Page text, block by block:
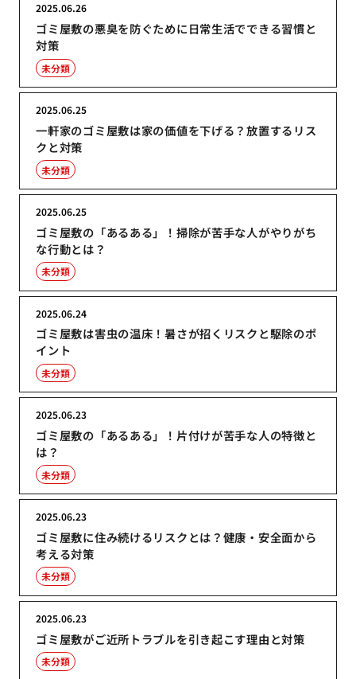
ゴミ屋敷の悪臭を防ぐために日常生活でできる習慣と
対策
2025.06.26
未分類
一軒家のゴミ屋敷は家の価値を下げる？放置するリス
クと対策
2025.06.25
未分類
ゴミ屋敷の「あるある」！掃除が苦手な人がやりがち
な行動とは？
2025.06.25
未分類
ゴミ屋敷は害虫の温床！暑さが招くリスクと駆除のポ
イント
2025.06.24
未分類
ゴミ屋敷の「あるある」！片付けが苦手な人の特徴と
は？
2025.06.23
未分類
ゴミ屋敷に住み続けるリスクとは？健康・安全面から
考える対策
2025.06.23
未分類
ゴミ屋敷がご近所トラブルを引き起こす理由と対策
2025.06.23
未分類